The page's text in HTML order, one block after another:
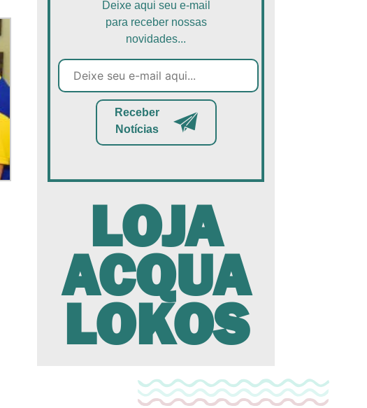
Deixe aqui seu e-mail
para receber nossas
novidades...
Receber
Notícias
LOJA
ACQUA
LOKOS